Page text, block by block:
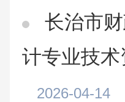
长治市
计专业技
2026-04-14